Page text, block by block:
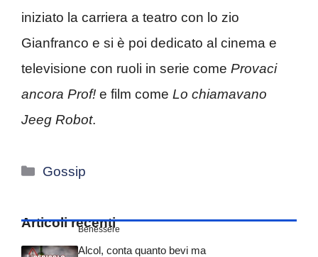
iniziato la carriera a teatro con lo zio
Gianfranco e si è poi dedicato al cinema e
televisione con ruoli in serie come Provaci
ancora Prof! e film come Lo chiamavano
Jeeg Robot.
Categorie
Gossip
Articoli recenti
Benessere
Alcol, conta quanto bevi ma